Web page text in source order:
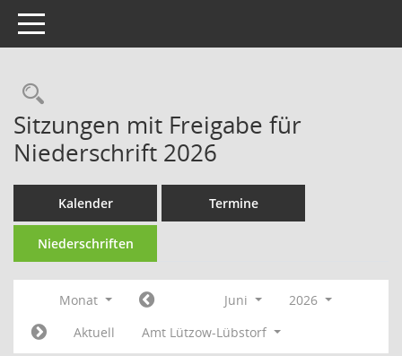
Toggle navigation
Rechercheauswahl
Sitzungen mit Freigabe für
Niederschrift 2026
Kalender Termine
Niederschriften
Monat Juni
2026
Aktuell
Amt Lützow-Lübstorf